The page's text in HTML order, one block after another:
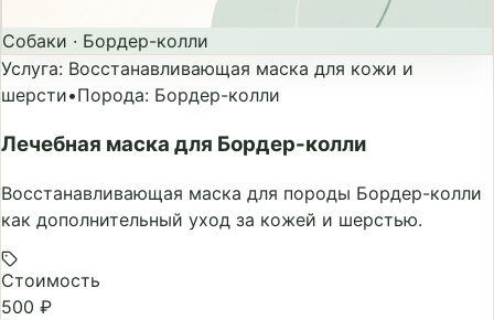
Собаки · Бордер-колли
Услуга: Восстанавливающая маска для кожи и
шерсти•Порода: Бордер-колли
Лечебная маска для Бордер-колли
Восстанавливающая маска для породы Бордер-колли
как дополнительный уход за кожей и шерстью.
Стоимость
500 ₽